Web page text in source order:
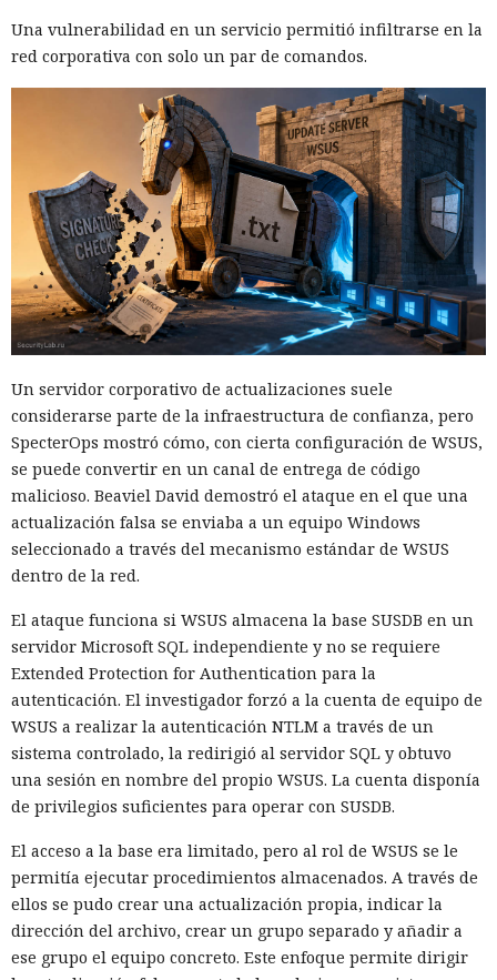
Una vulnerabilidad en un servicio permitió infiltrarse en la
red corporativa con solo un par de comandos.
Un servidor corporativo de actualizaciones suele
considerarse parte de la infraestructura de confianza, pero
SpecterOps mostró cómo, con cierta configuración de WSUS,
se puede convertir en un canal de entrega de código
malicioso. Beaviel David demostró el ataque en el que una
actualización falsa se enviaba a un equipo Windows
seleccionado a través del mecanismo estándar de WSUS
dentro de la red.
El ataque funciona si WSUS almacena la base SUSDB en un
servidor Microsoft SQL independiente y no se requiere
Extended Protection for Authentication para la
autenticación. El investigador forzó a la cuenta de equipo de
WSUS a realizar la autenticación NTLM a través de un
sistema controlado, la redirigió al servidor SQL y obtuvo
una sesión en nombre del propio WSUS. La cuenta disponía
de privilegios suficientes para operar con SUSDB.
El acceso a la base era limitado, pero al rol de WSUS se le
permitía ejecutar procedimientos almacenados. A través de
ellos se pudo crear una actualización propia, indicar la
dirección del archivo, crear un grupo separado y añadir a
ese grupo el equipo concreto. Este enfoque permite dirigir